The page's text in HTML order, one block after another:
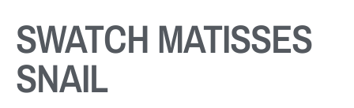
SWATCH MATISSES
SNAIL